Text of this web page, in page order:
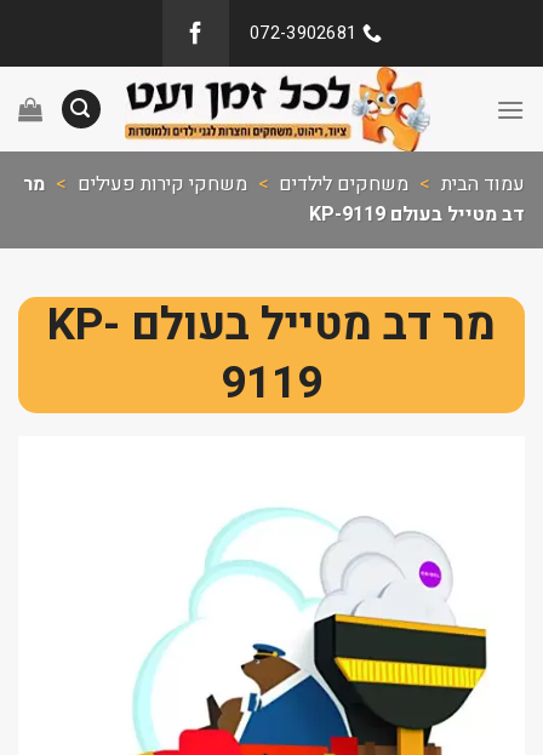
072-3902681
עמוד הבית > משחקים לילדים > משחקי קירות פעילים > מר
דב מטייל בעולם KP-9119
מר דב מטייל בעולם KP-
9119